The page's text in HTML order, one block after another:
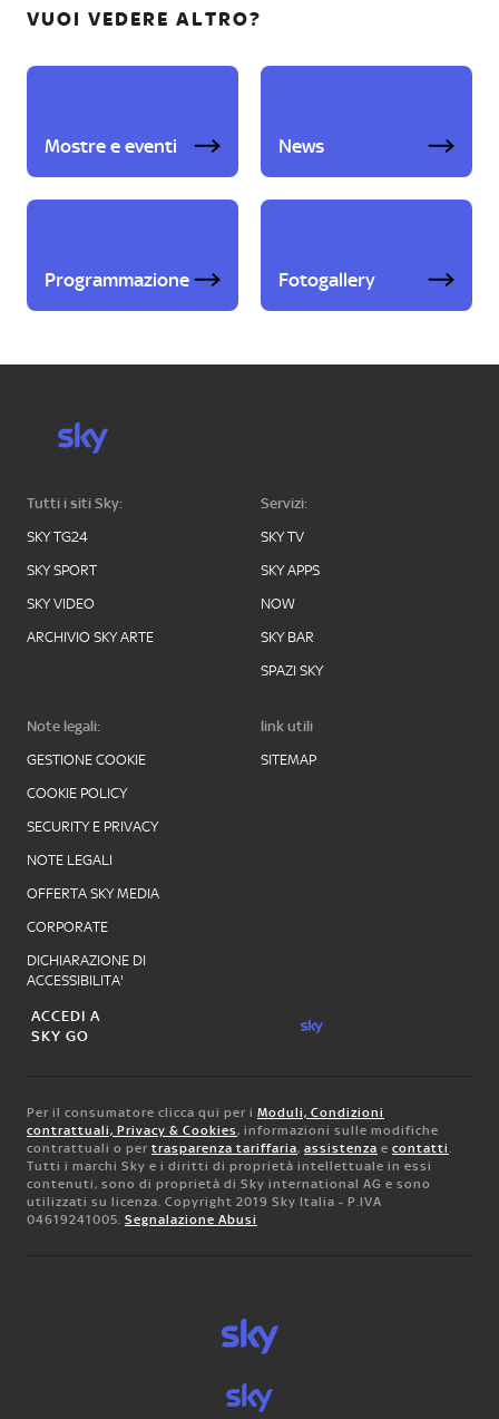
VUOI VEDERE ALTRO?
Mostre e eventi News
Programmazione Fotogallery
Tutti i siti Sky:
SKY TG24
SKY SPORT
SKY VIDEO
ARCHIVIO SKY ARTE
Servizi:
SKY TV
SKY APPS
NOW
SKY BAR
SPAZI SKY
Note legali:
GESTIONE COOKIE
COOKIE POLICY
SECURITY E PRIVACY
NOTE LEGALI
OFFERTA SKY MEDIA
CORPORATE
DICHIARAZIONE DI
ACCESSIBILITA'
link utili
SITEMAP
ACCEDI A
SKY GO
Per il consumatore clicca qui per i Moduli, Condizioni
contrattuali, Privacy & Cookies, informazioni sulle modifiche
contrattuali o per trasparenza tariffaria, assistenza e contatti.
Tutti i marchi Sky e i diritti di proprietà intellettuale in essi
contenuti, sono di proprietà di Sky international AG e sono
utilizzati su licenza. Copyright 2019 Sky Italia - P.IVA
04619241005. Segnalazione Abusi